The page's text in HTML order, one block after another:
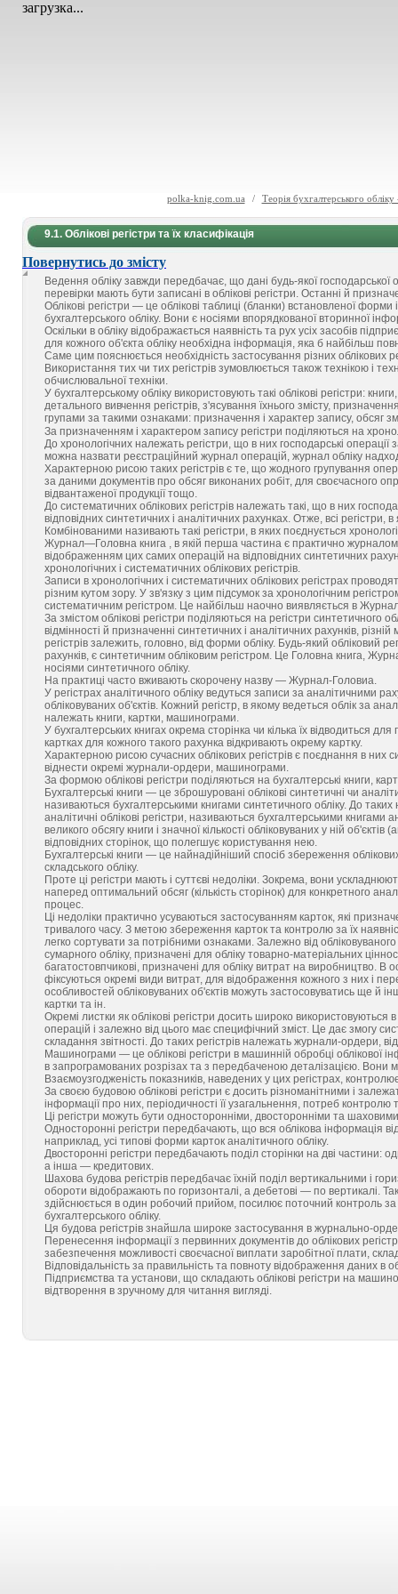
загрузка...
polka-knig.com.ua / Теорія бухгалтерського
9.1. Облікові регістри та їх класифікація
Повернутись до змісту
Ведення обліку завжди передбачає, що дані будь-якої господарської
перевірки мають бути записані в облікові регістри. Останні й
Облікові регістри — це облікові таблиці (бланки) встановленої
бухгалтерського обліку. Вони є носіями впорядкованої вторинної
Оскільки в обліку відображається наявність та рух усіх засобів
для кожного об'єкта обліку необхідна інформація, яка б найбільш
Саме цим пояснюється необхідність застосування різних облікових
Використання тих чи тих регістрів зумовлюється також технікою і
обчислювальної техніки.
У бухгалтерському обліку використовують такі облікові регістри:
детального вивчення регістрів, з'ясування їхнього змісту,
групами за такими ознаками: призначення і характер запису, обсяг
За призначенням і характером запису регістри поділяються на
До хронологічних належать регістри, що в них господарські операції
можна назвати реєстраційний журнал операцій, журнал обліку
Характерною рисою таких регістрів є те, що жодного групування
за даними документів про обсяг виконаних робіт, для своєчасного
відвантаженої продукції тощо.
До систематичних облікових регістрів належать такі, що в них
відповідних синтетичних і аналітичних рахунках. Отже, всі
Комбінованими називають такі регістри, в яких поєднується
Журнал—Головна книга , в якій перша частина є практично
відображенням цих самих операцій на відповідних синтетичних
хронологічних і систематичних облікових регістрів.
Записи в хронологічних і систематичних облікових регістрах
різним кутом зору. У зв'язку з цим підсумок за хронологічним
систематичним регістром. Це найбільш наочно виявляється в
За змістом облікові регістри поділяються на регістри синтетичного
відмінності й призначенні синтетичних і аналітичних рахунків,
регістрів залежить, головно, від форми обліку. Будь-який обліковий
рахунків, є синтетичним обліковим регістром. Це Головна книга,
носіями синтетичного обліку.
На практиці часто вживають скорочену назву — Журнал-Головиа.
У регістрах аналітичного обліку ведуться записи за аналітичними
обліковуваних об'єктів. Кожний регістр, в якому ведеться облік за
належать книги, картки, машинограми.
У бухгалтерських книгах окрема сторінка чи кілька їх відводиться
картках для кожного такого рахунка відкривають окрему картку.
Характерною рисою сучасних облікових регістрів є поєднання в них
віднести окремі журнали-ордери, машинограми.
За формою облікові регістри поділяються на бухгалтерські книги,
Бухгалтерські книги — це зброшуровані облікові синтетичні чи
називаються бухгалтерськими книгами синтетичного обліку. До
аналітичні облікові регістри, називаються бухгалтерськими
великого обсягу книги і значної кількості обліковуваних у ній
відповідних сторінок, що полегшує користування нею.
Бухгалтерські книги — це найнадійніший спосіб збереження
складського обліку.
Проте ці регістри мають і суттєві недоліки. Зокрема, вони
наперед оптимальний обсяг (кількість сторінок) для конкретного
процес.
Ці недоліки практично усуваються застосуванням карток, які
тривалого часу. З метою збереження карток та контролю за їх
легко сортувати за потрібними ознаками. Залежно від
сумарного обліку, призначені для обліку товарно-матеріальних
багатостовпчикові, призначені для обліку витрат на виробництво.
фіксуються окремі види витрат, для відображення кожного з них і
особливостей обліковуваних об'єктів можуть застосовуватись ще й
картки та ін.
Окремі листки як облікові регістри досить широко
операцій і залежно від цього має специфічний зміст. Це дає змогу
складання звітності. До таких регістрів належать журнали-ордери,
Машинограми — це облікові регістри в машинній обробці облікової
в запрограмованих розрізах та з передбаченою деталізацією.
Взаємоузгодженість показників, наведених у цих регістрах,
За своєю будовою облікові регістри є досить різноманітними і
інформації про них, періодичності її узагальнення, потреб контролю
Ці регістри можуть бути односторонніми, двосторонніми та
Односторонні регістри передбачають, що вся облікова інформація
наприклад, усі типові форми карток аналітичного обліку.
Двосторонні регістри передбачають поділ сторінки на дві частини:
а інша — кредитових.
Шахова будова регістрів передбачає їхній поділ вертикальними і
обороти відображають по горизонталі, а дебетові — по вертикалі.
здійснюється в один робочий прийом, посилює поточний контроль
бухгалтерського обліку.
Ця будова регістрів знайшла широке застосування в журнально-
Перенесення інформації з первинних документів до облікових
забезпечення можливості своєчасної виплати заробітної плати,
Відповідальність за правильність та повноту відображення даних в
Підприємства та установи, що складають облікові регістри на
відтворення в зручному для читання вигляді.